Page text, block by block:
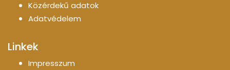
Közérdekű adatok
Adatvédelem
Linkek
Impresszum